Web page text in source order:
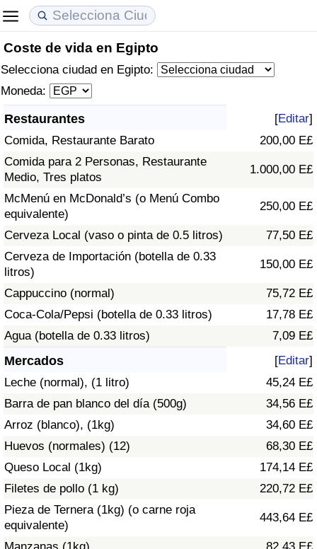
Coste de vida en Egipto
Selecciona ciudad en Egipto:
Moneda:
Restaurantes [Editar]
Comida, Restaurante Barato
200,00 E£
Comida para 2 Personas, Restaurante
Medio, Tres platos
1.000,00 E£
McMenú en McDonald’s (o Menú Combo
equivalente)
250,00 E£
Cerveza Local (vaso o pinta de 0.5 litros)
77,50 E£
Cerveza de Importación (botella de 0.33
litros)
150,00 E£
Cappuccino (normal)
75,72 E£
Coca-Cola/Pepsi (botella de 0.33 litros)
17,78 E£
Agua (botella de 0.33 litros)
7,09 E£
Mercados [Editar]
Leche (normal), (1 litro)
45,24 E£
Barra de pan blanco del día (500g)
34,56 E£
Arroz (blanco), (1kg)
34,60 E£
Huevos (normales) (12)
68,30 E£
Queso Local (1kg)
174,14 E£
Filetes de pollo (1 kg)
220,72 E£
Pieza de Ternera (1kg) (o carne roja
equivalente)
443,64 E£
Coste de vida
Índice de Costo de Vida (Actual)
Índice de Costo de Vida
Índice de costo de vida por país
en aqaba
Precios de las propiedades
Índice de Precios de Inmuebles (Actual)
Índice de Precios de Inmuebles
Índice de Precios de Inmuebles por País
Calidad de Vida
Índice de Calidad de Vida
Índice de Calidad de Vida (Actual)
Índice de calidad de vida por país
Delincuencia
Calificación del Índice de Criminalidad
(Actual)
Índice de Criminalidad
Índice de criminalidad por país
Sanidad
Índice de Sanidad (Actual)
Índice de Sanidad
Índice de Sanidad por País
Contaminación
Índice de Contaminación (Actual)